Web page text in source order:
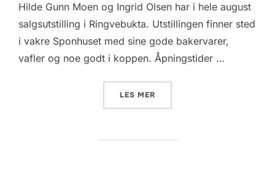
Hilde Gunn Moen og Ingrid Olsen har i hele august
salgsutstilling i Ringvebukta. Utstillingen finner sted
i vakre Sponhuset med sine gode bakervarer,
vafler og noe godt i koppen. Åpningstider …
LES MER